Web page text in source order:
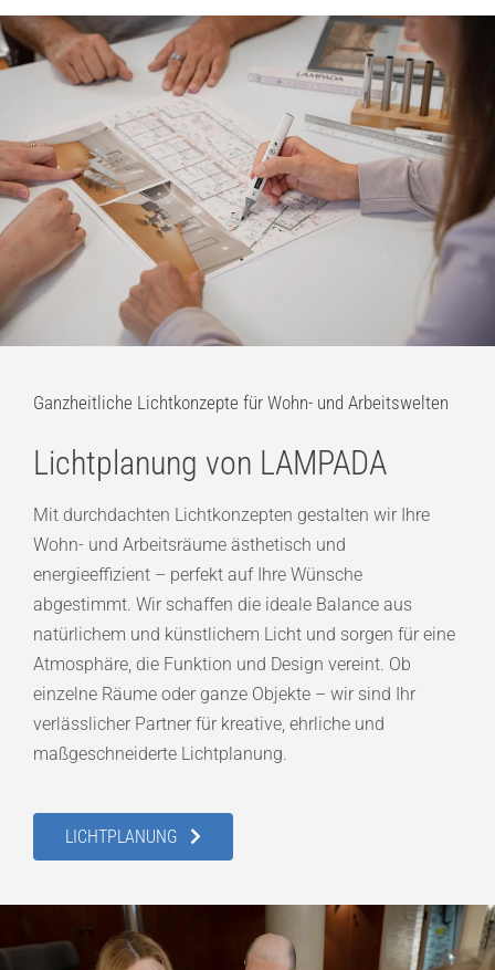
Ganzheitliche Lichtkonzepte für Wohn- und Arbeitswelten
Lichtplanung von LAMPADA
Mit durchdachten Lichtkonzepten gestalten wir Ihre
Wohn- und Arbeitsräume ästhetisch und
energieeffizient – perfekt auf Ihre Wünsche
abgestimmt. Wir schaffen die ideale Balance aus
natürlichem und künstlichem Licht und sorgen für eine
Atmosphäre, die Funktion und Design vereint. Ob
einzelne Räume oder ganze Objekte – wir sind Ihr
verlässlicher Partner für kreative, ehrliche und
maßgeschneiderte Lichtplanung.
LICHTPLANUNG